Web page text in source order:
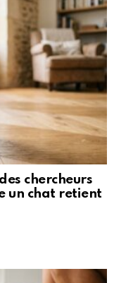
chercheurs
un chat retient